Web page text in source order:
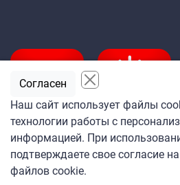
Подпишитесь
на ежедневную рассылку
«Кабельщика»
Наш сайт использует файлы
технологии работы с
информацией. При
подтверждаете свое согласие
файлов cookie.
Согласен